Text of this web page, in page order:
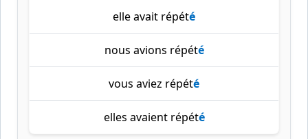
elle avait répété
nous avions répété
vous aviez répété
elles avaient répété